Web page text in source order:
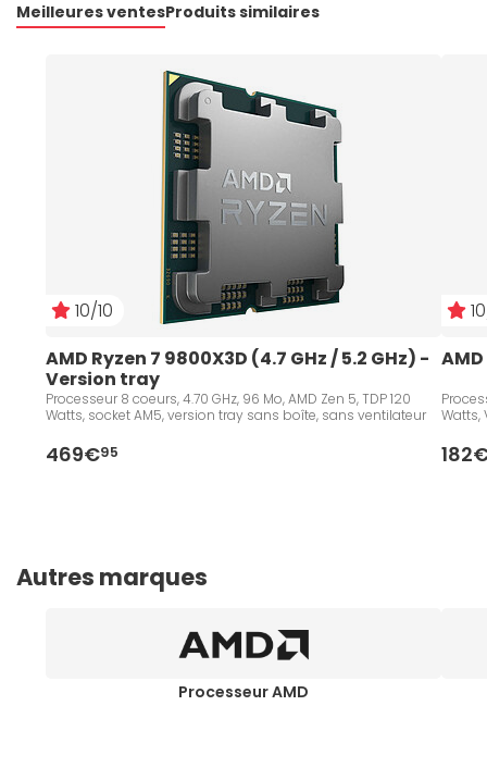
Meilleures ventesProduits similaires
10/10
AMD Ryzen 7 9800X3D (4.7 GHz / 5.2 GHz) -
Version tray
Processeur 8 coeurs, 4.70 GHz, 96 Mo, AMD Zen 5, TDP 120
Watts, socket AM5, version tray sans boîte, sans ventilateur
469€95
Watts,
Autres marques
Processeur AMD